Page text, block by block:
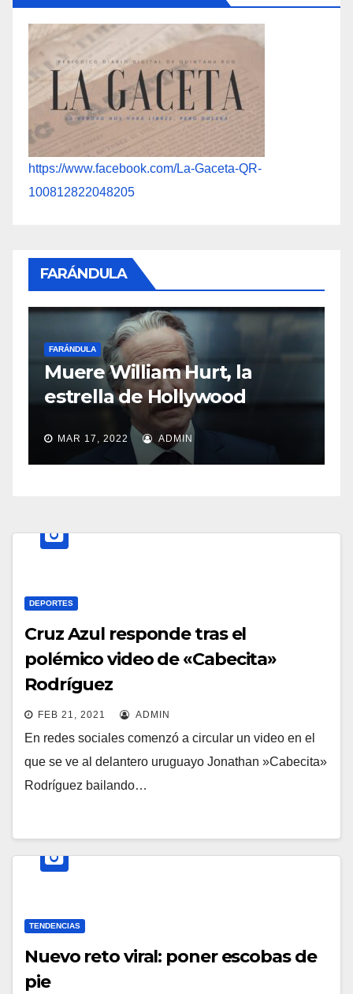
https://www.facebook.com/La-Gaceta-QR-
100812822048205
FARÁNDULA
FARÁNDULA
Muere William Hurt, la
estrella de Hollywood
MAR 17, 2022 ADMIN
DEPORTES
Cruz Azul responde tras el
polémico video de «Cabecita»
Rodríguez
FEB 21, 2021 ADMIN
En redes sociales comenzó a circular un video en el
que se ve al delantero uruguayo Jonathan »Cabecita»
Rodríguez bailando…
TENDENCIAS
Nuevo reto viral: poner escobas de
pie